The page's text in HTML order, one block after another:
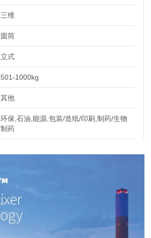
三维
圆筒
立式
501-1000kg
其他
环保,石油,能源,包装/造纸/印刷,制药/生物
制药